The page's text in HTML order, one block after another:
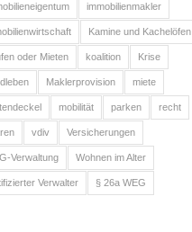
immobilienmakler
Kamine und Kachelöfen
oder Mieten koalition Krise
Maklerprovision miete
mobilität parken recht
vdiv Versicherungen
Verwaltung Wohnen im Alter
Verwalter § 26a WEG